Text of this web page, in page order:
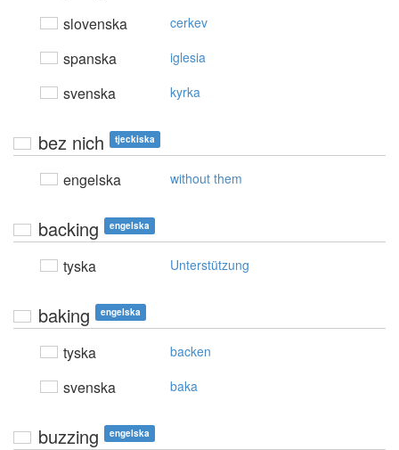
slovenska cerkev
spanska iglesia
svenska kyrka
bez nich tjeckiska
engelska without them
backing engelska
tyska Unterstützung
baking engelska
tyska backen
svenska baka
buzzing engelska